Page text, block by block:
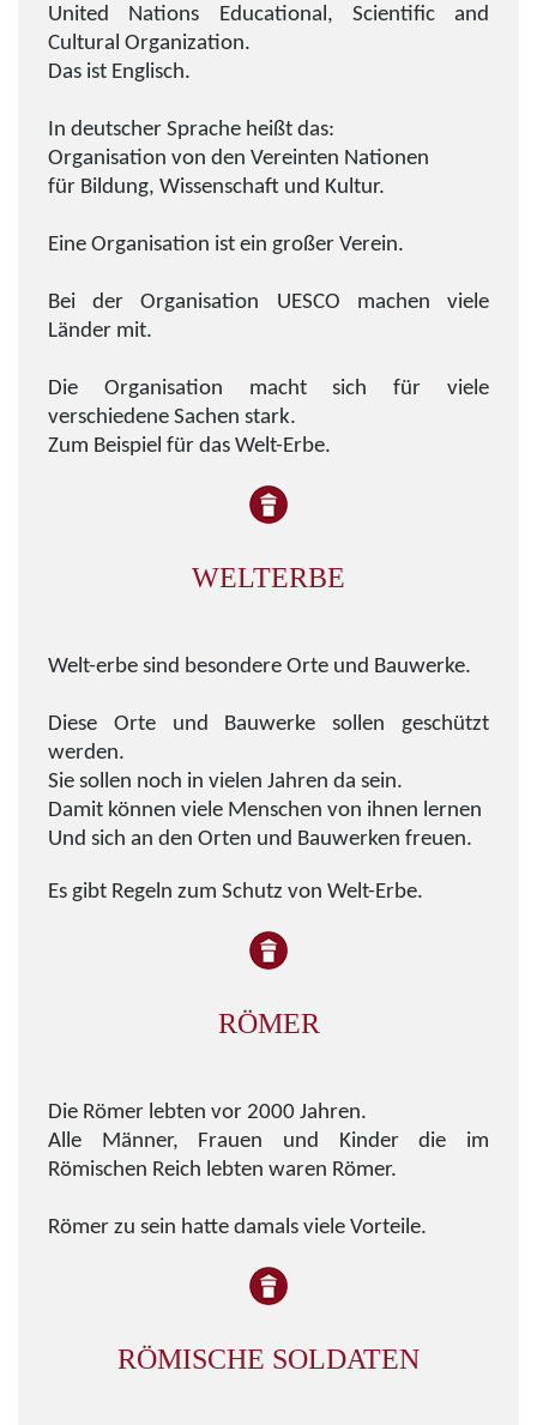
United Nations Educational, Scientific and
Cultural Organization.
Das ist Englisch.
In deutscher Sprache heißt das:
Organisation von den Vereinten Nationen
für Bildung, Wissenschaft und Kultur.
Eine Organisation ist ein großer Verein.
Bei der Organisation UESCO machen viele
Länder mit.
Die Organisation macht sich für viele
verschiedene Sachen stark.
Zum Beispiel für das Welt-Erbe.
WELTERBE
Welt-erbe sind besondere Orte und Bauwerke.
Diese Orte und Bauwerke sollen geschützt
werden.
Sie sollen noch in vielen Jahren da sein.
Damit können viele Menschen von ihnen lernen
Und sich an den Orten und Bauwerken freuen.
Es gibt Regeln zum Schutz von Welt-Erbe.
RÖMER
Die Römer lebten vor 2000 Jahren.
Alle Männer, Frauen und Kinder die im
Römischen Reich lebten waren Römer.
Römer zu sein hatte damals viele Vorteile.
RÖMISCHE SOLDATEN